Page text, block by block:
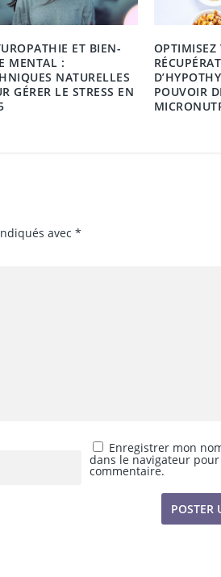
ET BIEN-
MENTAL :
NATURELLES
GÉRER LE STRESS EN
OPTIMISEZ
POUVOIR
avec*
Enregistrer mon
dans le navigateur
commentaire.